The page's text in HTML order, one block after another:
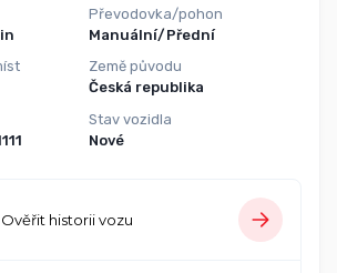
Převodovka/pohon
Manuální/Přední
Země původu
Česká republika
Stav vozidla
Nové
Ověřit historii vozu